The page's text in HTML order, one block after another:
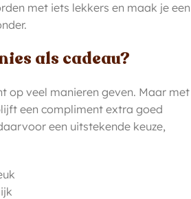
met iets lekkers en maak je een
als cadeau?
op veel manieren geven. Maar met
een compliment extra goed
een uitstekende keuze,